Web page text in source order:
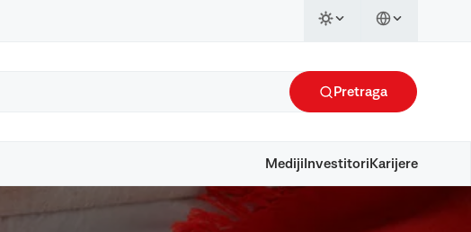
Pretraga
Mediji Investitori Karijere